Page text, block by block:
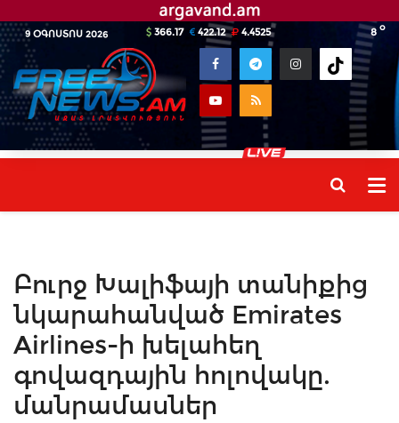
9 ՕԳՈՍՏՈՍ 2026 8 o
366.17 422.12 4.4525
Բուրջ Խալիֆայի տանիքից
նկարահանված Emirates
Airlines-ի խելահեղ
գովազդային հոլովակը.
մանրամասներ